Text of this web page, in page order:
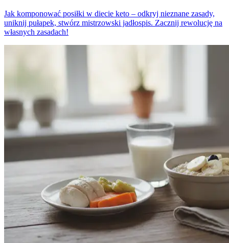
Jak komponować posiłki w diecie keto – odkryj nieznane zasady,
uniknij pułapek, stwórz mistrzowski jadłospis. Zacznij rewolucję na
własnych zasadach!